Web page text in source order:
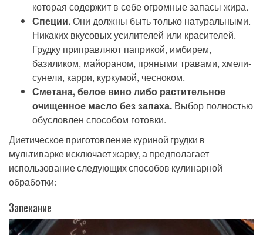
которая содержит в себе огромные запасы жира.
Специи.Они должны быть только натуральными.
Никаких вкусовых усилителей или красителей.
Грудку приправляют паприкой, имбирем,
базиликом, майораном, пряными травами, хмели-
сунели, карри, куркумой, чесноком.
Сметана, белое вино либо растительное
очищенное масло без запаха. Выбор полностью
обусловлен способом готовки.
Диетическое приготовление куриной грудки в
мультиварке исключает жарку, а предполагает
использование следующих способов кулинарной
обработки:
Запекание